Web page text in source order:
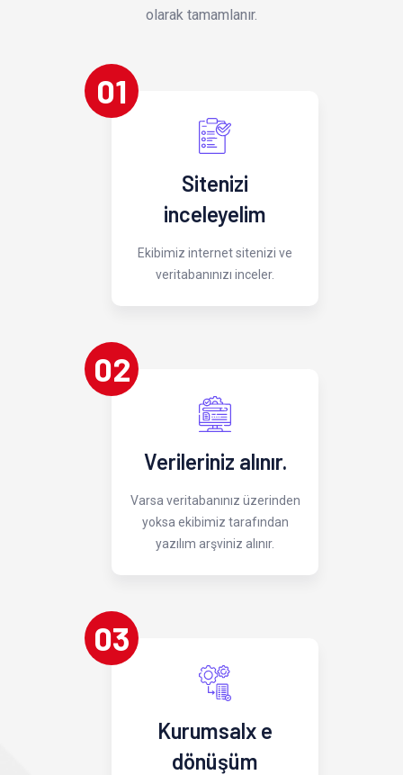
olarak tamamlanır.
01
Sitenizi
inceleyelim
Ekibimiz internet sitenizi ve
veritabanınızı inceler.
02
Verileriniz alınır.
Varsa veritabanınız üzerinden
yoksa ekibimiz tarafından
yazılım arşviniz alınır.
03
Kurumsalx e
dönüşüm